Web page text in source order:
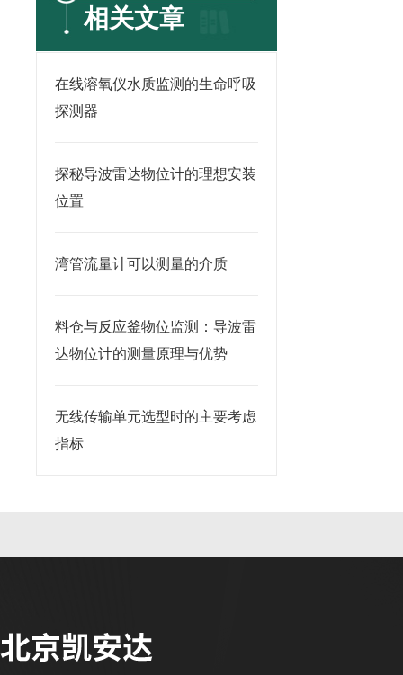
相关文章
在线溶氧仪水质监测的生命呼吸
探测器
探秘导波雷达物位计的理想安装
位置
湾管流量计可以测量的介质
料仓与反应釜物位监测：导波雷
达物位计的测量原理与优势
无线传输单元选型时的主要考虑
指标